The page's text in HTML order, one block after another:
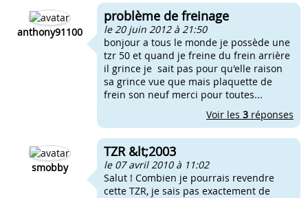
anthony91100
problème de freinage
le 20 juin 2012 à 21:50
bonjour a tous le monde je possède une
tzr 50 et quand je freine du frein arrière
il grince je sait pas pour qu'elle raison
sa grince vue que mais plaquette de
frein son neuf merci pour toutes...
Voir les 3 réponses
smobby
TZR &lt;2003
le 07 avril 2010 à 11:02
Salut ! Combien je pourrais revendre
cette TZR, je sais pas exactement de